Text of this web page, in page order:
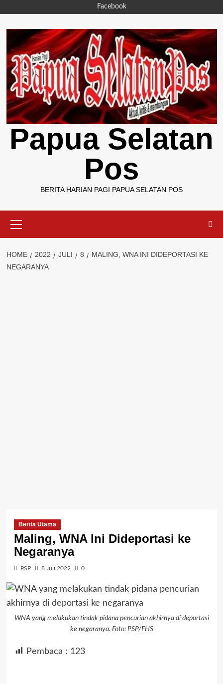
content
Facebook
Papua Selatan
Pos
BERITA HARIAN PAGI PAPUA SELATAN POS
Menu
HOME 2022 JULI 8
MALING, WNA INI DIDEPORTASI KE
NEGARANYA
Berita Utama
Maling, WNA Ini Dideportasi ke
Negaranya
PSP 8 Juli 2022 0
WNA yang melakukan tindak pidana pencurian akhirnya di deportasi
ke negaranya. Foto: PSP/FHS
Pembaca : 123